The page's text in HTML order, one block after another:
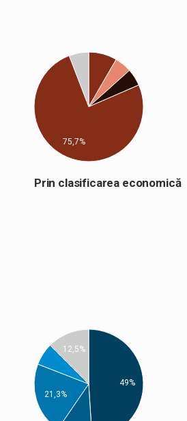
75,7%
Prin clasificarea economică
49%
12,5%
21,3%